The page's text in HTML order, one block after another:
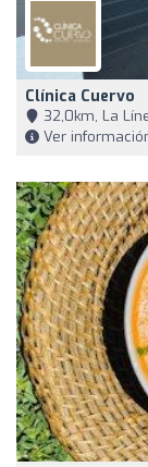
Clínica Cuervo
32,0km, La
Ver